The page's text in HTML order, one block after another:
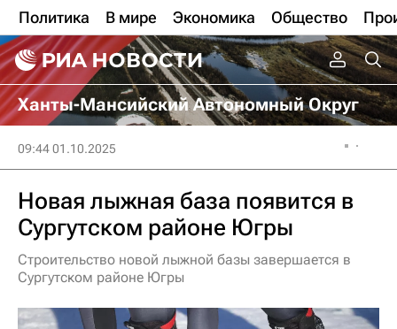
Политика В мире Экономика Общество
Ханты-Мансийский Автономный Округ
09:44 01.10.2025
Новая лыжная база появится в
Сургутском районе Югры
Строительство новой лыжной базы завершается в
Сургутском районе Югры